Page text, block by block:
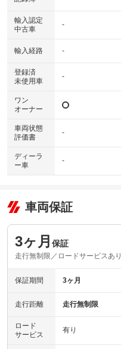
輸入認定
中古車
-
輸入経路 -
登録済
未使用車
-
ワン
オーナー
車両状態
評価書
-
ディーラ
ー車
-
車両保証
3ヶ月 保証
走行無制限／ロードサービスあり
保証期間 3ヶ月
走行距離 走行無制限
ロード
サービス
有り